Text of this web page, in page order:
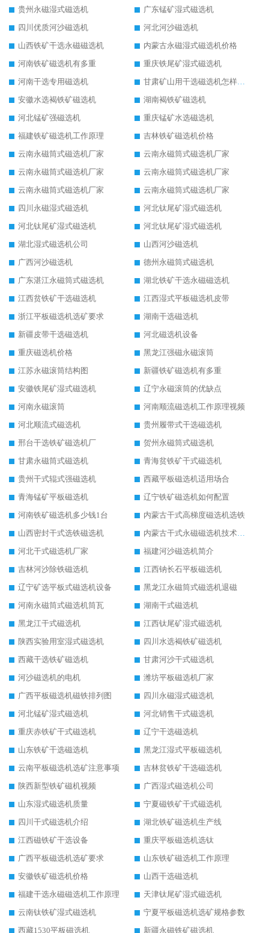
贵州永磁湿式磁选机
广东锰矿湿式磁选机
四川优质河沙磁选机
河北河沙磁选机
山西铁矿干选永磁磁选机
内蒙古永磁湿式磁选机价格
河南铁矿磁选机有多重
重庆铁尾矿湿式磁选机
河南干选专用磁选机
甘肃矿山用干选磁选机怎样调磁
安徽水选褐铁矿磁选机
湖南褐铁矿磁选机
河北锰矿强磁选机
重庆锰矿水选磁选机
福建铁矿磁选机工作原理
吉林铁矿磁选机价格
云南永磁筒式磁选机厂家
云南永磁筒式磁选机厂家
云南永磁筒式磁选机厂家
云南永磁筒式磁选机厂家
云南永磁筒式磁选机厂家
云南永磁筒式磁选机厂家
四川永磁湿式磁选机
河北钛尾矿湿式磁选机
河北钛尾矿湿式磁选机
河北钛尾矿湿式磁选机
湖北湿式磁选机公司
山西河沙磁选机
广西河沙磁选机
德州永磁筒式磁选机
广东湛江永磁筒式磁选机
湖北铁矿干选永磁磁选机
江西贫铁矿干选磁选机
江西湿式平板磁选机皮带
浙江平板磁选机选矿要求
湖南干选磁选机
新疆皮带干选磁选机
河北磁选机设备
重庆磁选机价格
黑龙江强磁永磁滚筒
江苏永磁滚筒结构图
新疆铁矿磁选机有多重
安徽铁尾矿湿式磁选机
辽宁永磁滚筒的优缺点
河南永磁滚筒
河南顺流磁选机工作原理视频
河北顺流式磁选机
贵州履带式干选磁选机
邢台干选铁矿磁选机厂
贺州永磁筒式磁选机
甘肃永磁筒式磁选机
青海贫铁矿干式磁选机
贵州干式辊式强磁选机
西藏平板磁选机适用场合
青海锰矿平板磁选机
辽宁铁矿磁选机如何配置
河南铁矿磁选机多少钱1台
内蒙古干式高梯度磁选机选铁
山西密封干式选铁磁选机
内蒙古干式永磁磁选机技术要求
河北干式磁选机厂家
福建河沙磁选机简介
吉林河沙除铁磁选机
江西钠长石平板磁选机
辽宁矿选平板式磁选机设备
黑龙江永磁筒式磁选机退磁
河南永磁筒式磁选机筒瓦
湖南干式磁选机
黑龙江干式磁选机
江西钛尾矿湿式磁选机
陕西实验用室湿式磁选机
四川水选褐铁矿磁选机
西藏干选铁矿磁选机
甘肃河沙干式磁选机
河沙磁选机的电机
潍坊平板磁选机厂家
广西平板磁选机磁铁排列图
四川永磁湿式磁选机
河北锰矿湿式磁选机
河北销售干式磁选机
重庆赤铁矿干式磁选机
辽宁干选磁选机
山东铁矿干选磁选机
黑龙江湿式平板磁选机
云南平板磁选机选矿注意事项
吉林贫铁矿干选磁选机
陕西新型铁矿磁机视频
广西湿式磁选机公司
山东湿式磁选机质量
宁夏磁铁矿干式磁选机
四川干式磁选机介绍
湖北铁矿磁选机生产线
江西磁铁矿干选设备
重庆平板磁选机选钛
广西平板磁选机选矿要求
山东铁矿磁选机工作原理
安徽铁矿磁选机价格
山西干选磁选机
福建干选永磁磁选机工作原理
天津钛尾矿湿式磁选机
云南钛铁矿湿式磁选机
宁夏平板磁选机选矿规格参数
西藏1530平板磁选机
新疆永磁铁矿磁选机